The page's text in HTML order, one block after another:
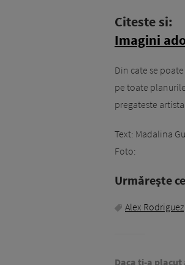
Citeste si:
Imagini
Din cate se
pe toate
pregateste
Text: Madalina
Foto:
Urmăreşte
Alex Rodriguez
Daca ti-a placut